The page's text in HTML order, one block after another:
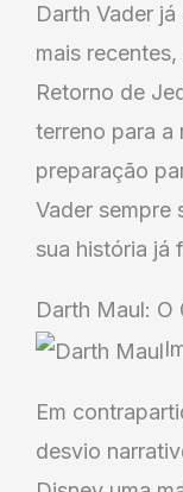
Darth Vader
mais
Retorno de
terreno para a
preparação
Vader sempre
sua história já
Darth Maul: O
Em
desvio